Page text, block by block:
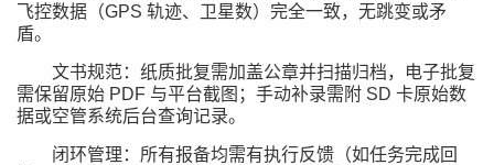
飞控数据（GPS 轨迹、卫星数）完全一致，无跳变或矛
盾。
文书规范：纸质批复需加盖公章并扫描归档，电子批复
需保留原始 PDF 与平台截图；手动补录需附 SD 卡原始数
据或空管系统后台查询记录。
闭环管理：所有报备均需有执行反馈（如任务完成回